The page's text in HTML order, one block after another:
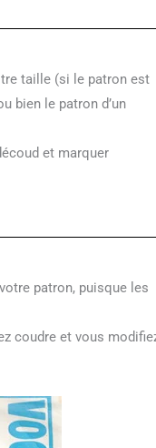
taille (si le patron est
bien le patron d’un
et marquer
patron, puisque les
coudre et vous